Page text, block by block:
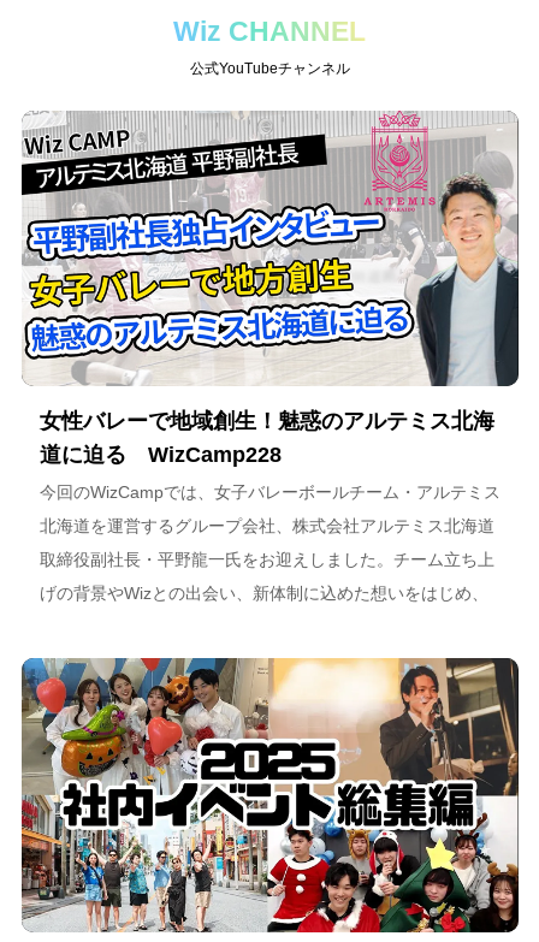
Wiz CHANNEL
公式YouTubeチャンネル
女性バレーで地域創生！魅惑のアルテミス北海
道に迫る WizCamp228
今回のWizCampでは、女子バレーボールチーム・アルテミス
北海道を運営するグループ会社、株式会社アルテミス北海道
取締役副社長・平野龍一氏をお迎えしました。チーム立ち上
げの背景やWizとの出会い、新体制に込めた想いをはじめ、
海道が描く今後のビジョンについて語っています。